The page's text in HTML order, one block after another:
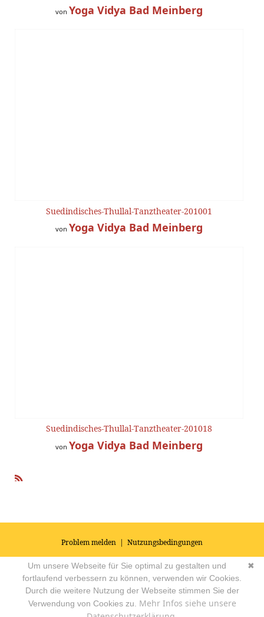
von Yoga Vidya Bad Meinberg
Suedindisches-Thullal-Tanztheater-201001
von Yoga Vidya Bad Meinberg
Suedindisches-Thullal-Tanztheater-201018
von Yoga Vidya Bad Meinberg
Problem melden | Nutzungsbedingungen
© 2026Impressum|Datenschutz|AGB's| Yoga Vidya Community -
Forum für Yoga, Meditation und Ayurveda Powered by
✖
Um unsere Webseite für Sie optimal zu gestalten und
fortlaufend verbessern zu können, verwenden wir Cookies.
Durch die weitere Nutzung der Webseite stimmen Sie der
Verwendung von Cookies zu. Mehr Infos siehe unsere